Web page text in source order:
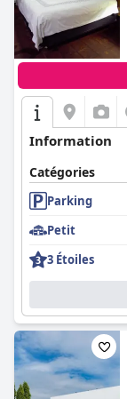
Information
Catégories
Parking
Petit
3 Étoiles